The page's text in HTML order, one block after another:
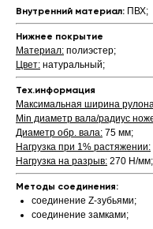
Внутренний материал: ПВХ;
Нижнее покрытие
Материал: полиэстер;
Цвет: натуральный;
Тех.информация
Максимальная ширина
Min диаметр вала/радиус
Диаметр обр. вала: 75 мм;
Нагрузка при 1% растяжении:
Нагрузка на разрыв: 270 Н/мм;
Методы соединения:
соединение Z-зубьями;
соединение замками;